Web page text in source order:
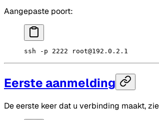
Aangepaste poort:
ssh -p 2222 root@192.0.2.1
Eerste aanmelding
De eerste keer dat u verbinding maakt,